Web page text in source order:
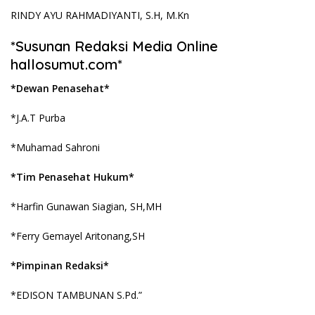
RINDY AYU RAHMADIYANTI, S.H, M.Kn
*Susunan Redaksi Media Online
hallosumut.com*
*Dewan Penasehat*
*J.A.T Purba
*Muhamad Sahroni
*Tim Penasehat Hukum*
*Harfin Gunawan Siagian, SH,MH
*Ferry Gemayel Aritonang,SH
*Pimpinan Redaksi*
*EDISON TAMBUNAN S.Pd.”